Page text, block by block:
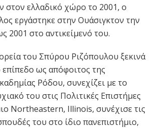
στον ελλαδικό χώρο το 2001, ο
εργάστηκε στην Ουάσιγκτον την
2001 στο αντικείμενό του.
του Σπύρου Ριζόπουλου ξεκινά
ως απόφοιτος της
Ρόδου, συνεχίζει με το
του στις Πολιτικές Επιστήμες
Northeastern, Illinois, συνέχισε τις
του στο ίδιο πανεπιστήμιο,